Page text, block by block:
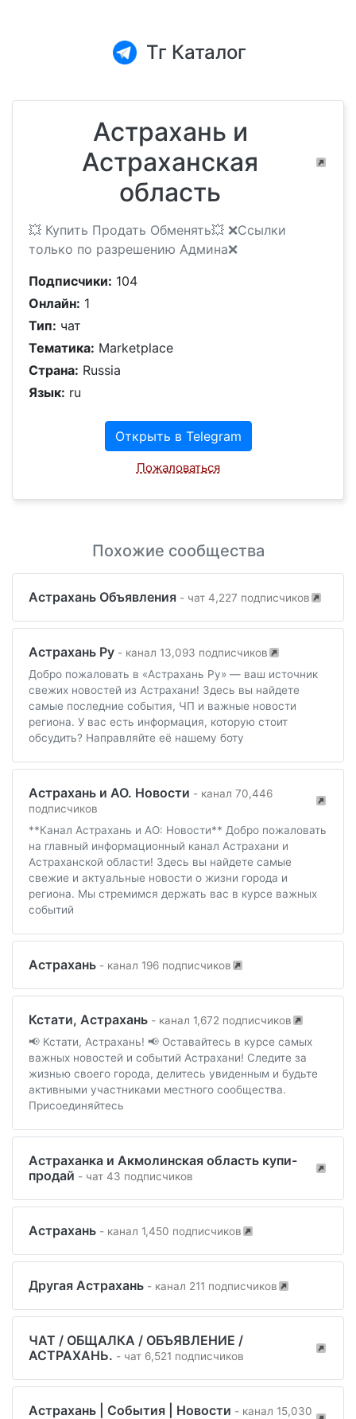
Тг Каталог
Астрахань и
Астраханская
область
💥 Купить Продать Обменять💥 ❌Ссылки
только по разрешению Админа❌
Подписчики: 104
Онлайн: 1
Тип: чат
Тематика: Marketplace
Страна: Russia
Язык: ru
Открыть в Telegram
Пожаловаться
Похожие сообщества
Астрахань Объявления - чат 4,227 подписчиков
Астрахань Ру - канал 13,093 подписчиков
Добро пожаловать в «Астрахань Ру» — ваш источник
свежих новостей из Астрахани! Здесь вы найдете
самые последние события, ЧП и важные новости
региона. У вас есть информация, которую стоит
обсудить? Направляйте её нашему боту
Астрахань и АО. Новости - канал 70,446
подписчиков
**Канал Астрахань и АО: Новости** Добро пожаловать
на главный информационный канал Астрахани и
Астраханской области! Здесь вы найдете самые
свежие и актуальные новости о жизни города и
региона. Мы стремимся держать вас в курсе важных
событий
Астрахань - канал 196 подписчиков
Кстати, Астрахань - канал 1,672 подписчиков
📢 Кстати, Астрахань! 📢 Оставайтесь в курсе самых
важных новостей и событий Астрахани! Следите за
жизнью своего города, делитесь увиденным и будьте
активными участниками местного сообщества.
Присоединяйтесь
Астраханка и Акмолинская область купи-
продай - чат 43 подписчиков
Астрахань - канал 1,450 подписчиков
Другая Астрахань - канал 211 подписчиков
ЧАТ / ОБЩАЛКА / ОБЪЯВЛЕНИЕ /
АСТРАХАНЬ. - чат 6,521 подписчиков
Астрахань | События | Новости - канал 15,030